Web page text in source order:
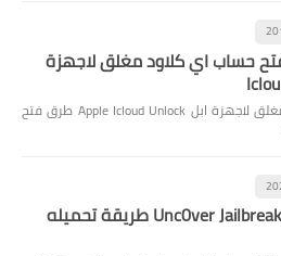
حساب اي كلاود مغلق لاجهزة
افضل طرق فتح حساب اي كلاود مغلق لاجهزة ابل Apple Icloud Unlock طرق فتح
شرح جلبريك Unc0ver Jailbreak طريقة تحميله